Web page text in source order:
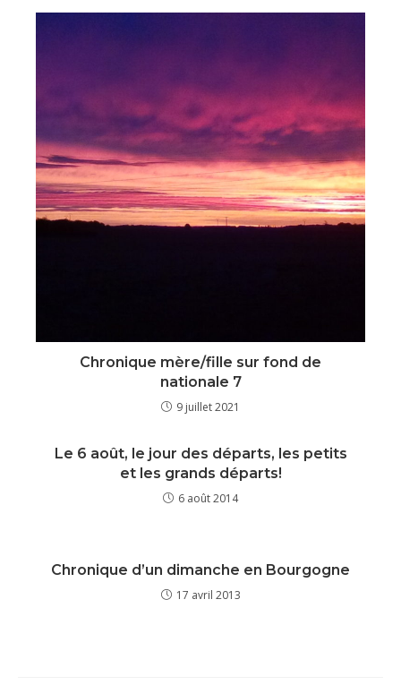
Chronique mère/fille sur fond de
nationale 7
9 juillet 2021
Le 6 août, le jour des départs, les petits
et les grands départs!
6 août 2014
Chronique d’un dimanche en Bourgogne
17 avril 2013